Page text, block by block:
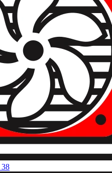
38